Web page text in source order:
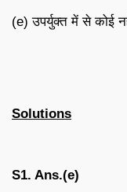
(e) उपर्युक्त में से कोई
Solutions
S1. Ans.(e)